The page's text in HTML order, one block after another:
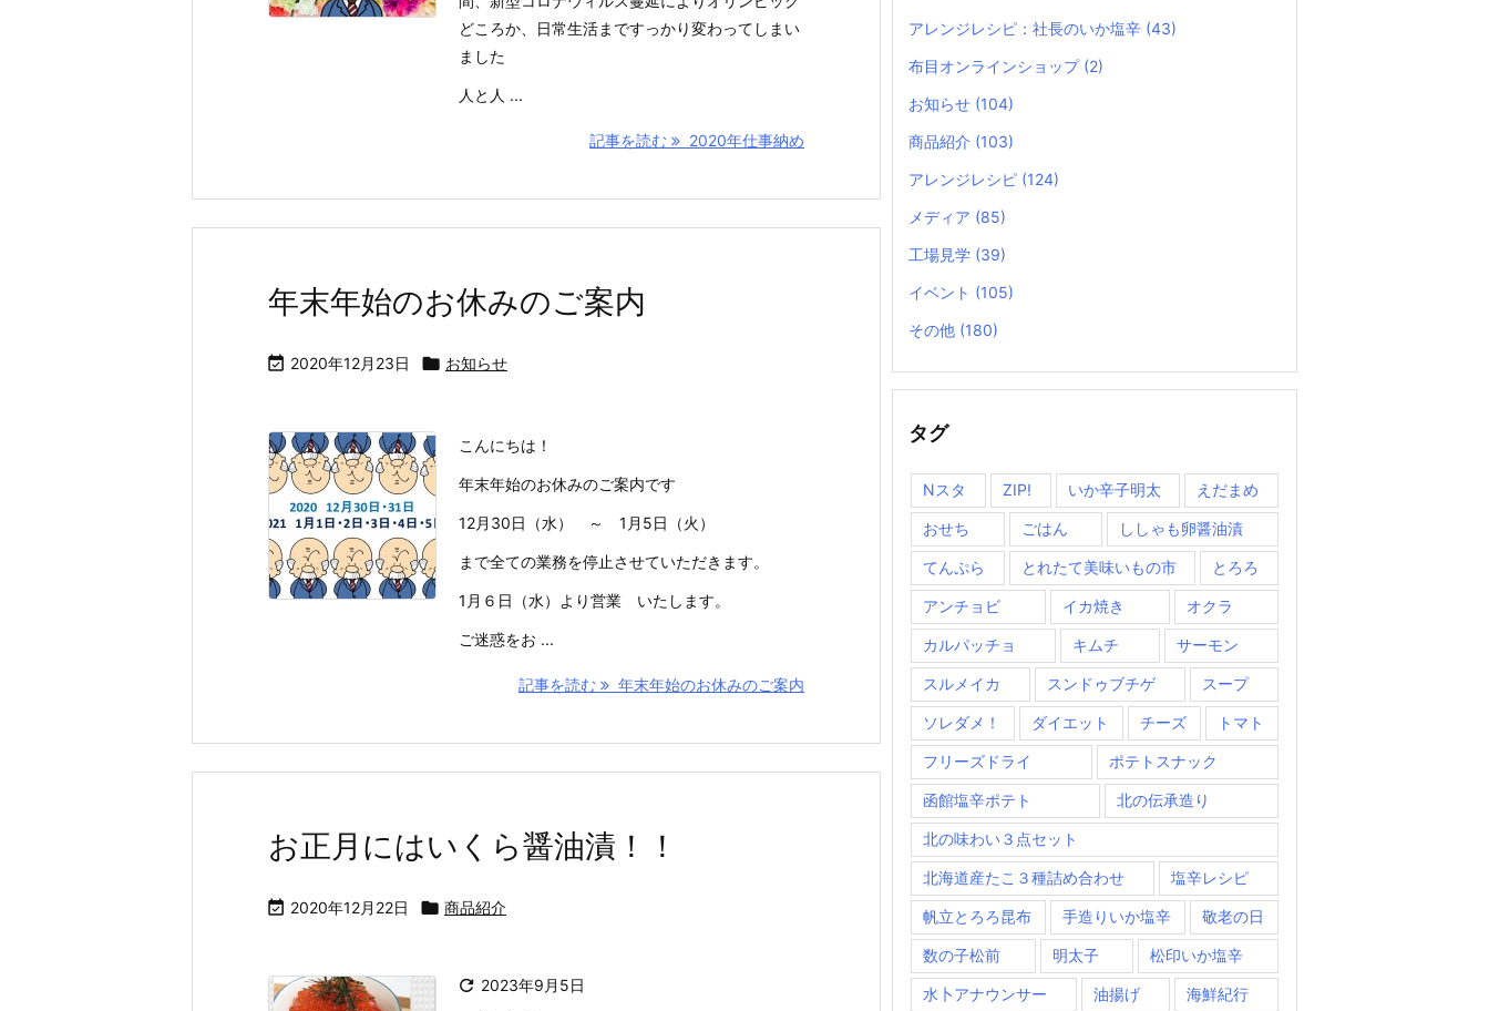
どころか、日常生活まですっかり変わってしまい
ました
人と人 ...
記事を読む 2020年仕事納め
年末年始のお休みのご案内
 2020年12月23日  お知らせ
こんにちは！
年末年始のお休みのご案内です
12月30日（水） ～ 1月5日（火）
まで全ての業務を停止させていただきます。
1月６日（水）より営業 いたします。
ご迷惑をお ...
記事を読む 年末年始のお休みのご案内
お正月にはいくら醤油漬！！
 2020年12月22日  商品紹介
 2023年9月5日
アレンジレシピ：社長のいか塩辛 (43)
布目オンラインショップ (2)
お知らせ (104)
商品紹介 (103)
アレンジレシピ (124)
メディア (85)
工場見学 (39)
イベント (105)
その他 (180)
タグ
Nスタ ZIP! いか辛子明太 えだまめ
おせち ごはん ししゃも卵醤油漬
てんぷら とれたて美味いもの市 とろろ
アンチョビ イカ焼き オクラ
カルパッチョ キムチ サーモン
スルメイカ スンドゥブチゲ スープ
ソレダメ！ ダイエット チーズ トマト
フリーズドライ ポテトスナック
函館塩辛ポテト 北の伝承造り
北の味わい３点セット
北海道産たこ３種詰め合わせ 塩辛レシピ
帆立とろろ昆布 手造りいか塩辛 敬老の日
数の子松前 明太子 松印いか塩辛
水卜アナウンサー 油揚げ 海鮮紀行